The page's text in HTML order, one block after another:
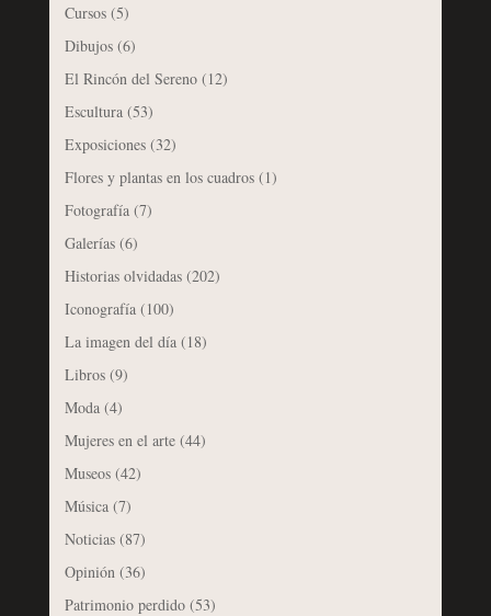
Cursos(5)
Dibujos(6)
El Rincón del Sereno(12)
Escultura(53)
Exposiciones(32)
Flores y plantas en los cuadros(1)
Fotografía(7)
Galerías(6)
Historias olvidadas(202)
Iconografía(100)
La imagen del día(18)
Libros(9)
Moda(4)
Mujeres en el arte(44)
Museos(42)
Música(7)
Noticias(87)
Opinión(36)
Patrimonio perdido(53)